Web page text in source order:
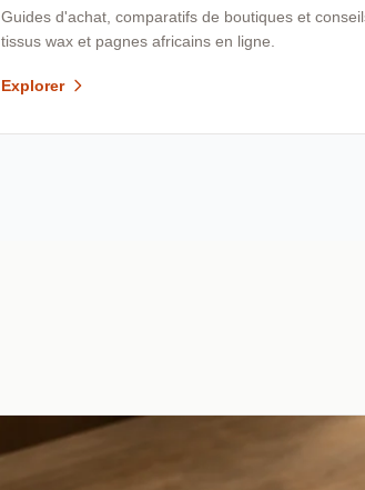
Guides d'achat, comparatifs de boutiques et
tissus wax et pagnes africains en ligne.
Explorer